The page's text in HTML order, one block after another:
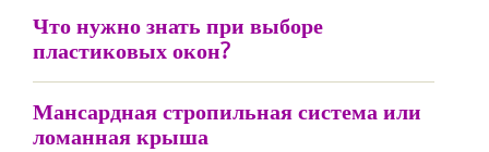
Что нужно знать при выборе
пластиковых окон?
Мансардная стропильная система или
ломанная крыша